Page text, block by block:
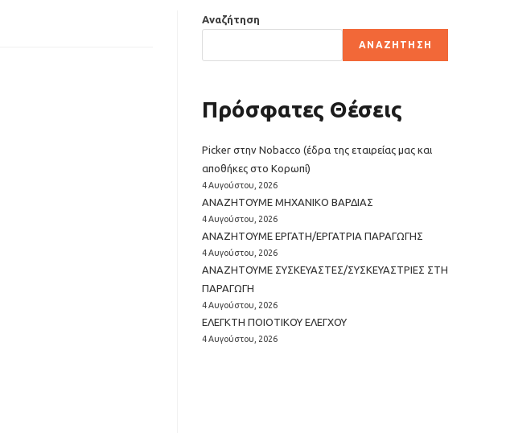
Αναζήτηση
ΑΝΑΖΉΤΗΣΗ
Πρόσφατες Θέσεις
Picker στην Nobacco (έδρα της εταιρείας μας και
αποθήκες στο Κορωπί)
4 Αυγούστου, 2026
ΑΝΑΖΗΤΟΥΜΕ ΜΗΧΑΝΙΚΟ ΒΑΡΔΙΑΣ
4 Αυγούστου, 2026
ΑΝΑΖΗΤΟΥΜΕ ΕΡΓΑΤΗ/ΕΡΓΑΤΡΙΑ ΠΑΡΑΓΩΓΗΣ
4 Αυγούστου, 2026
ΑΝΑΖΗΤΟΥΜΕ ΣΥΣΚΕΥΑΣΤΕΣ/ΣΥΣΚΕΥΑΣΤΡΙΕΣ ΣΤΗ
ΠΑΡΑΓΩΓΗ
4 Αυγούστου, 2026
EΛΕΓΚΤΗ ΠΟΙΟΤΙΚΟΥ ΕΛΕΓΧΟΥ
4 Αυγούστου, 2026